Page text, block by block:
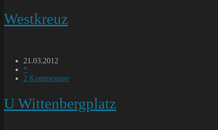
Westkreuz
Beitrag
veröffentlicht:
21.03.2012
Beitrags-
Kategorie:
*
Beitrags-
2 Kommentare
U Wittenbergplatz